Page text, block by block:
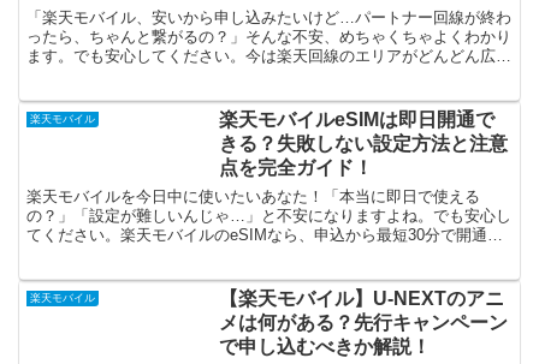
のチェックポイント
「楽天モバイル、安いから申し込みたいけど…パートナー回線が終わ
ったら、ちゃんと繋がるの？」そんな不安、めちゃくちゃよくわかり
ます。でも安心してください。今は楽天回線のエリアがどんどん広が
楽天モバイル
楽天モバイルeSIMは即日開通で
きる？失敗しない設定方法と注意
点を完全ガイド！
楽天モバイルを今日中に使いたいあなた！「本当に即日で使える
の？」「設定が難しいんじゃ…」と不安になりますよね。でも安心し
てください。楽天モバイルのeSIMなら、申込から最短30分で開通可
楽天モバイル
【楽天モバイル】U-NEXTのアニ
メは何がある？先行キャンペーン
で申し込むべきか解説！